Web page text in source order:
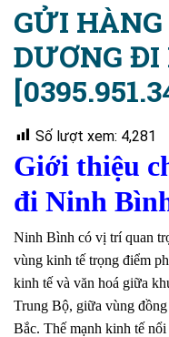
GỬI
DƯƠNG
Số lượt xem: 4,281
Giới thiệu
đi Ninh
Ninh Bình có vị trí quan
vùng kinh tế trọng điểm
kinh tế và văn hoá giữa
Trung Bộ, giữa vùng
Bắc. Thế mạnh kinh tế